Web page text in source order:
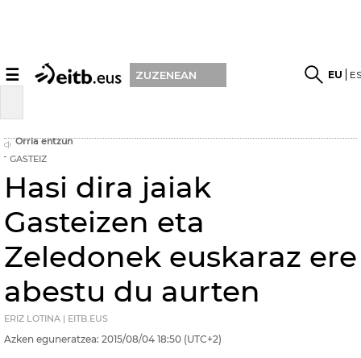
☰ ZUZENEAN EU
Orria entzun
GASTEIZ
Hasi dira jaiak
Gasteizen eta
Zeledonek euskaraz ere
abestu du aurten
ERIZ LOTINA | EITB.EUS
Azken eguneratzea: 2015/08/04 18:50 (UTC+2)